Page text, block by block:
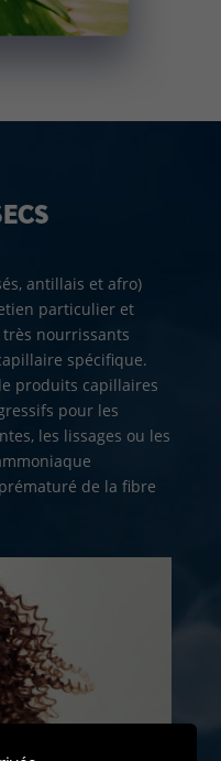
antillais et afro)
particulier et
très nourrissants
spécifique.
produits capillaires
pour les
les lissages ou les
de la fibre